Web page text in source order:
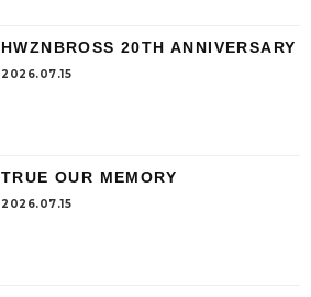
HWZNBROSS 20TH ANNIVERSARY
2026.07.15
TRUE OUR MEMORY
2026.07.15